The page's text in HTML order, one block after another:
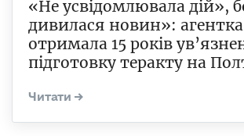
«Не усвідомлювала дій»,
дивилася новин»:
отримала 15 років
підготовку теракту на